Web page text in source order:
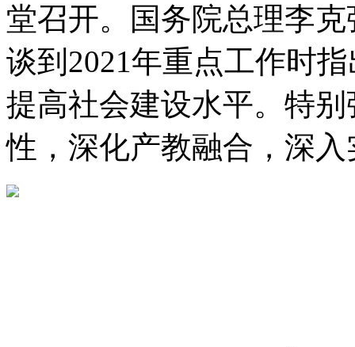
堂召开。国务院总理李
谈到2021年重点工作时
提高社会建设水平。特
性，深化产教融合，深